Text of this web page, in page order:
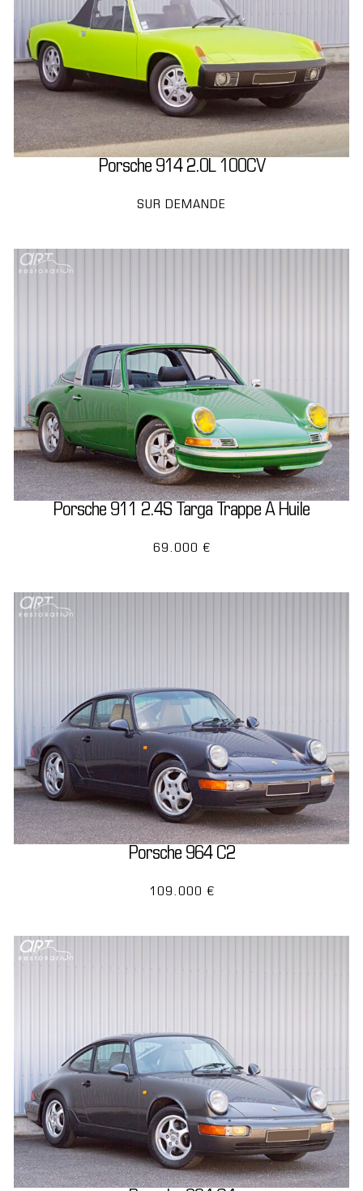
Porsche 914 2.0L 100CV
SUR DEMANDE
Porsche 911 2.4S Targa Trappe À Huile
69.000 €
Porsche 964 C2
109.000 €